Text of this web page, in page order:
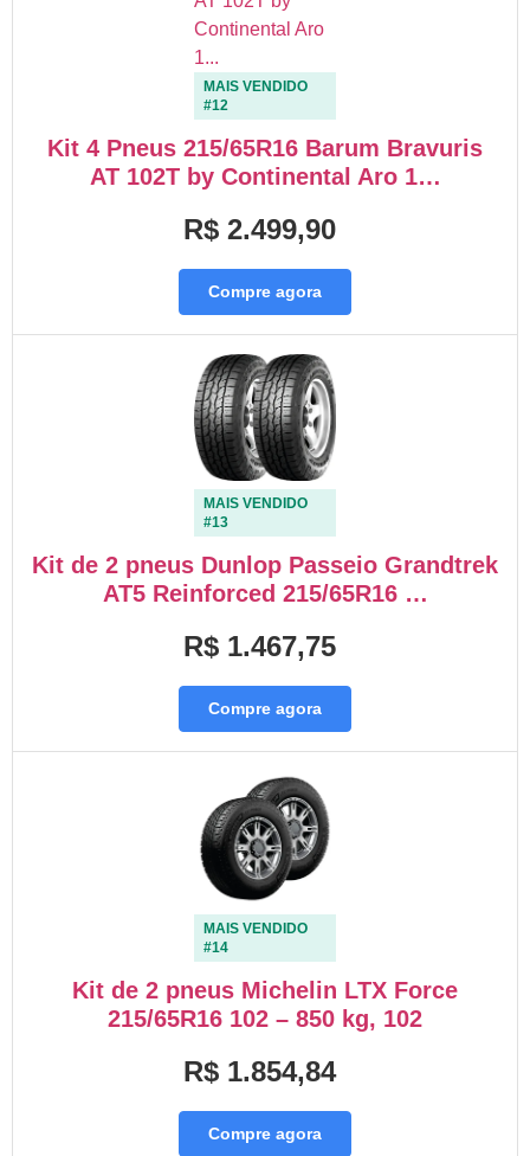
MAIS VENDIDO
#12
Kit 4 Pneus 215/65R16 Barum Bravuris
AT 102T by Continental Aro 1…
R$ 2.499,90
Compre agora
MAIS VENDIDO
#13
Kit de 2 pneus Dunlop Passeio Grandtrek
AT5 Reinforced 215/65R16 …
R$ 1.467,75
Compre agora
MAIS VENDIDO
#14
Kit de 2 pneus Michelin LTX Force
215/65R16 102 – 850 kg, 102
R$ 1.854,84
Compre agora